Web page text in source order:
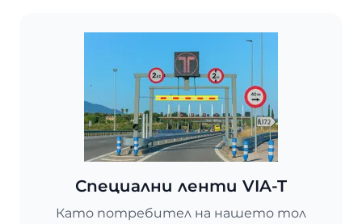
Специални ленти VIA-T
Като потребител на нашето тол